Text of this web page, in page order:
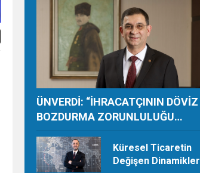
YILDA 28 TON
YAPIYOR
ÜNVERDİ: “İHRACATÇININ DÖVİZ
BOZDURMA ZORUNLULUĞU
Küresel Ticaretin
Değişen